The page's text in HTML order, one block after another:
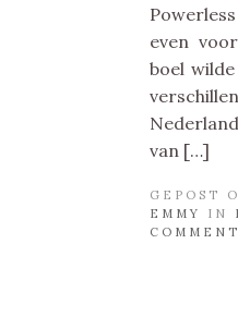
even
boel
van […]
GEPOST
EMMY
IN